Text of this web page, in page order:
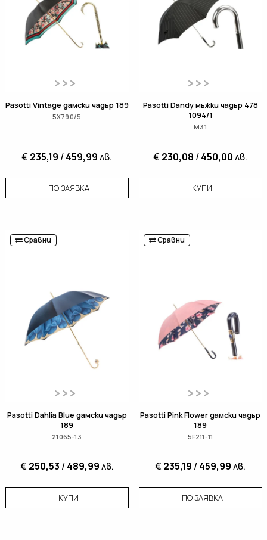
Pasotti Vintage дамски чадър 189
5X790/5
€ 235,19 /459,99лв.
ПО ЗАЯВКА
Pasotti Dandy мъжки чадър 478
1094/1
M31
€ 230,08 /450,00лв.
КУПИ
Сравни
Pasotti Dahlia Blue дамски чадър
189
21065-13
€ 250,53 /489,99лв.
КУПИ
Сравни
Pasotti Pink Flower дамски чадър
189
5F211-11
€ 235,19 /459,99лв.
ПО ЗАЯВКА